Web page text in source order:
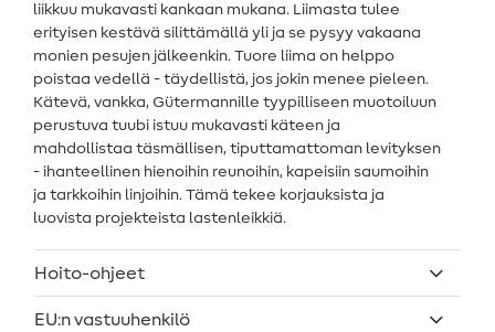
liikkuu mukavasti kankaan mukana. Liimasta tulee
erityisen kestävä silittämällä yli ja se pysyy vakaana
monien pesujen jälkeenkin. Tuore liima on helppo
poistaa vedellä - täydellistä, jos jokin menee pieleen.
Kätevä, vankka, Gütermannille tyypilliseen muotoiluun
perustuva tuubi istuu mukavasti käteen ja
mahdollistaa täsmällisen, tiputtamattoman levityksen
- ihanteellinen hienoihin reunoihin, kapeisiin saumoihin
ja tarkkoihin linjoihin. Tämä tekee korjauksista ja
luovista projekteista lastenleikkiä.
Hoito-ohjeet
EU:n vastuuhenkilö